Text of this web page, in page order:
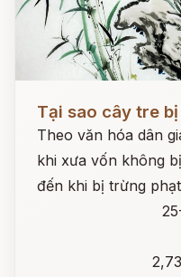
Tại sao cây tre
Theo văn hóa dân
khi xưa vốn không
đến khi bị trừng